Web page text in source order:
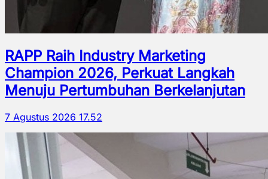
RAPP Raih Industry Marketing
Champion 2026, Perkuat Langkah
Menuju Pertumbuhan Berkelanjutan
7 Agustus 2026 17.52